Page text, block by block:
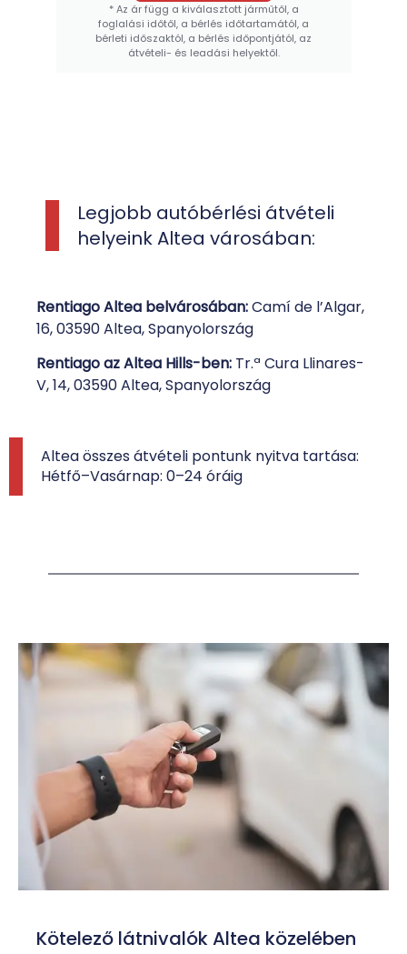
* Az ár függ a kiválasztott járműtől, a
foglalási időtől, a bérlés időtartamától, a
bérleti időszaktól, a bérlés időpontjától, az
átvételi- és leadási helyektől.
Legjobb autóbérlési átvételi
helyeink Altea városában:
Rentiago Altea belvárosában:Camí de l’Algar,
16, 03590 Altea, Spanyolország
Rentiago az Altea Hills-ben: Tr.ª Cura Llinares-
V, 14, 03590 Altea, Spanyolország
Altea összes átvételi pontunk nyitva tartása:
Hétfő–Vasárnap: 0–24 óráig
Kötelező látnivalók Altea közelében